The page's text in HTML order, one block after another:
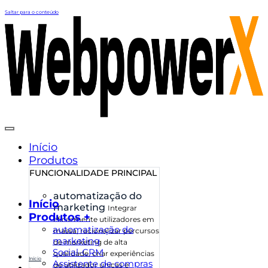
Saltar para o conteúdo
Início
Produtos
FUNCIONALIDADE PRINCIPAL
automatização do
marketing Integrar
eficazmente utilizadores em
massa, racionalizar percursos
de marketing de alta
qualidade, criar experiências
de utilizador únicas e
Início
Produtos +
automatização do
marketing
Social-CRM
Assistente de compras
Início